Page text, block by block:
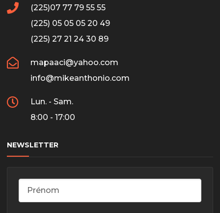
(225)07 77 79 55 55
(225) 05 05 05 20 49
(225) 27 21 24 30 89
mapaaci@yahoo.com
info@mikeanthonio.com
Lun. - Sam.
8:00 - 17:00
NEWSLETTER